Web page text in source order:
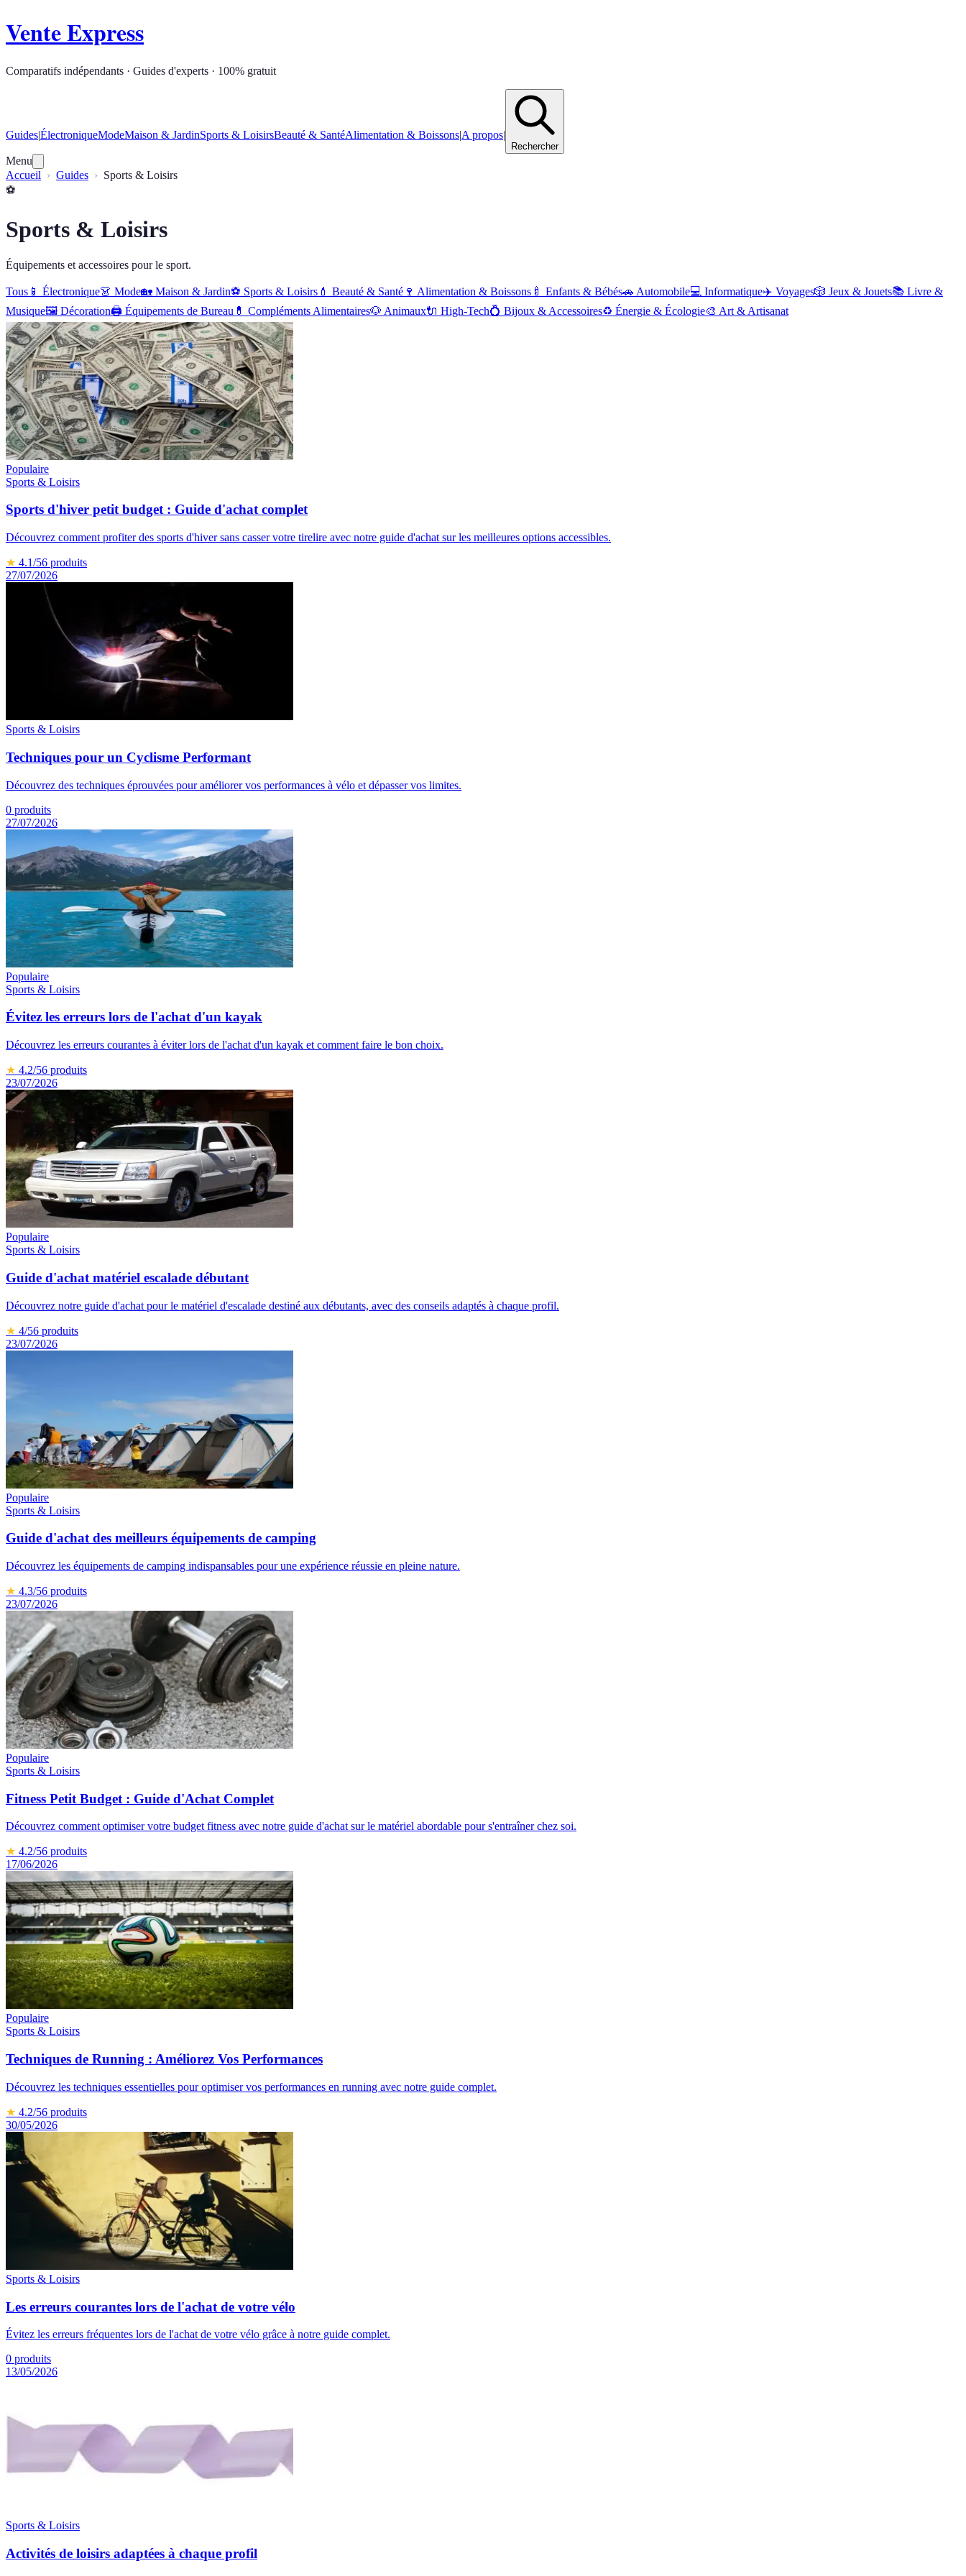
Vente Express
Comparatifs indépendants · Guides d'experts · 100% gratuit
Guides|ÉlectroniqueModeMaison & JardinSports & LoisirsBeauté & SantéAlimentation & Boissons|A propos|
Rechercher
Menu
Accueil
Guides
Sports & Loisirs
⚽
Sports & Loisirs
Équipements et accessoires pour le sport.
Tous 📱 Électronique👗 Mode🏡 Maison & Jardin⚽ Sports & Loisirs 💄 Beauté & Santé 🍷 Alimentation & Boissons 🍼 Enfants & Bébés🚗 Automobile💻 Informatique✈️ Voyages🎲 Jeux & Jouets📚 Livre &
Musique🖼️ Décoration🖨️ Équipements de Bureau 💊 Compléments Alimentaires🐶 Animaux🔌 High-Tech💍 Bijoux & Accessoires♻️ Énergie & Écologie🎨 Art & Artisanat
Populaire
Sports & Loisirs
Sports d'hiver petit budget : Guide d'achat complet
Découvrez comment profiter des sports d'hiver sans casser votre tirelire avec notre guide d'achat sur les meilleures options accessibles.
★ 4.1/56 produits
27/07/2026
Sports & Loisirs
Techniques pour un Cyclisme Performant
Découvrez des techniques éprouvées pour améliorer vos performances à vélo et dépasser vos limites.
0 produits
27/07/2026
Populaire
Sports & Loisirs
Évitez les erreurs lors de l'achat d'un kayak
Découvrez les erreurs courantes à éviter lors de l'achat d'un kayak et comment faire le bon choix.
★ 4.2/56 produits
23/07/2026
Populaire
Sports & Loisirs
Guide d'achat matériel escalade débutant
Découvrez notre guide d'achat pour le matériel d'escalade destiné aux débutants, avec des conseils adaptés à chaque profil.
★ 4/56 produits
23/07/2026
Populaire
Sports & Loisirs
Guide d'achat des meilleurs équipements de camping
Découvrez les équipements de camping indispansables pour une expérience réussie en pleine nature.
★ 4.3/56 produits
23/07/2026
Populaire
Sports & Loisirs
Fitness Petit Budget : Guide d'Achat Complet
Découvrez comment optimiser votre budget fitness avec notre guide d'achat sur le matériel abordable pour s'entraîner chez soi.
★ 4.2/56 produits
17/06/2026
Populaire
Sports & Loisirs
Techniques de Running : Améliorez Vos Performances
Découvrez les techniques essentielles pour optimiser vos performances en running avec notre guide complet.
★ 4.2/56 produits
30/05/2026
Sports & Loisirs
Les erreurs courantes lors de l'achat de votre vélo
Évitez les erreurs fréquentes lors de l'achat de votre vélo grâce à notre guide complet.
0 produits
13/05/2026
Sports & Loisirs
Activités de loisirs adaptées à chaque profil